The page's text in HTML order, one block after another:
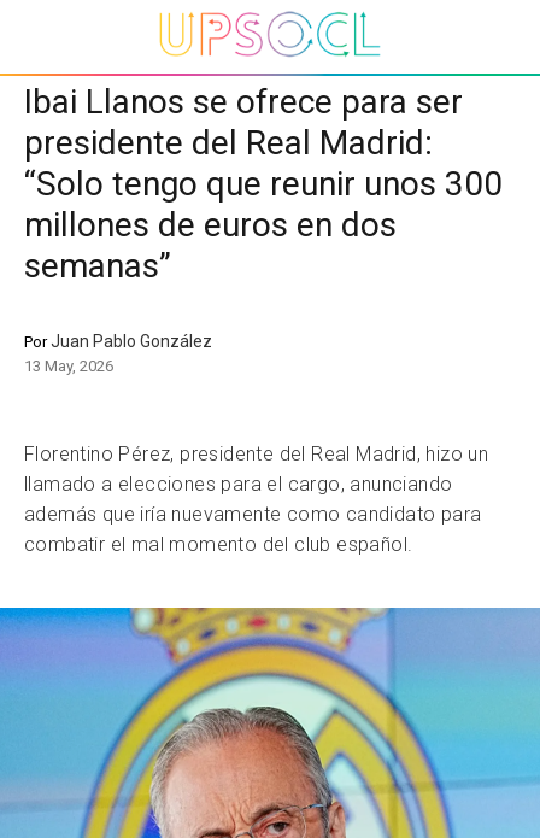
Ibai Llanos se ofrece para ser
presidente del Real Madrid:
“Solo tengo que reunir unos 300
millones de euros en dos
semanas”
PorJuan Pablo González
13 May, 2026
Florentino Pérez, presidente del Real Madrid, hizo un
llamado a elecciones para el cargo, anunciando
además que iría nuevamente como candidato para
combatir el mal momento del club español.